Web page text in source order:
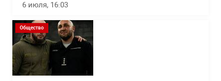
6 июля, 16:03
Общество